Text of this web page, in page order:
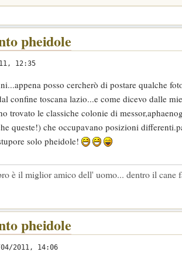
pheidole
12:35
posso cercherò di postare qualche
confine toscana lazio...e come dicevo dalle
trovato le classiche colonie di
queste!) che occupavano posizioni
solo pheidole!
è il miglior amico dell' uomo... dentro il cane
pheidole
2011, 14:06